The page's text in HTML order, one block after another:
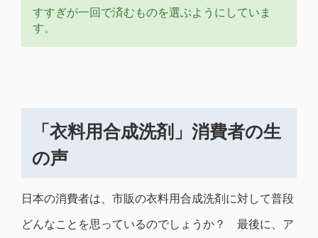
すすぎが一回で済むものを選ぶようにしていま
す。
「衣料用合成洗剤」消費者の生
の声
日本の消費者は、市販の衣料用合成洗剤に対して普段
どんなことを思っているのでしょうか？ 最後に、ア